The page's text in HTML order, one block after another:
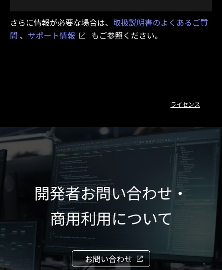
さらに情報が必要な場合は、 取扱説明書のよくあるご質
問 、 サポート情報 もご参照ください。
ライセンス
開発者お問い合わせ・
商用利用について
お問い合わせ